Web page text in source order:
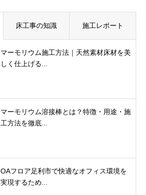
床工事の知識 施工レポート
マーモリウム施工方法｜天然素材床材を美
しく仕上げる...
マーモリウム溶接棒とは？特徴・用途・施
工方法を徹底...
OAフロア足利市で快適なオフィス環境を
実現するため...